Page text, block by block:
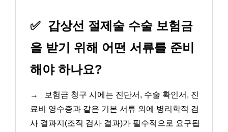
✅ 갑상선 절제술 수술 보험금
을 받기 위해 어떤 서류를 준비
해야 하나요?
→
보험금 청구 시에는 진단서, 수술 확인서, 진
료비 영수증과 같은 기본 서류 외에 병리학적 검
사 결과지(조직 검사 결과)가 필수적으로 요구됩